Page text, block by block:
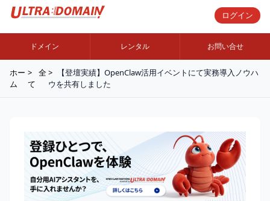
ログイン
ドメイン レンタル お問い合せ
ホー
ム
全
て
【登壇実績】OpenClaw活用イベントにて実務導入ノウハ
ウを共有しました